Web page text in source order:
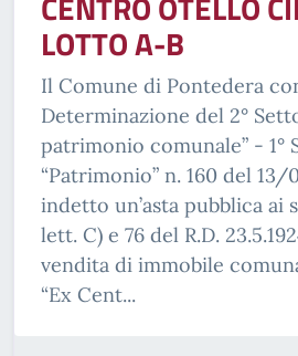
LOTTO A-B
Il Comune di Pontedera
Determinazione del 2°
patrimonio comunale” - 1°
“Patrimonio” n. 160 del
indetto un’asta pubblica ai
lett. C) e 76 del R.D.
vendita di immobile
“Ex Cent...